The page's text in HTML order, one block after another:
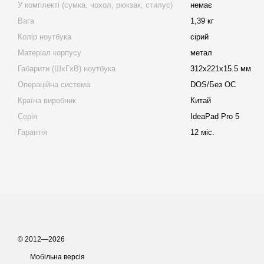
У комплекті (сумка, чохол, рюкзак, стилус)
немає
Вага
1,39 кг
Колір ноутбука
сірий
Матеріал корпусу
метал
Габарити (ШхГхВ) ноутбука
312х221х15.5 мм
Операційна система
DOS/Без ОС
Країна виробник
Китай
Серія
IdeaPad Pro 5
Гарантія
12 міс.
© 2012—2026
Мобільна версія